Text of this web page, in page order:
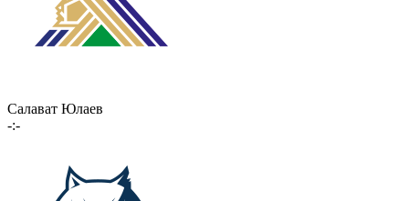
Салават Юлаев
-:-